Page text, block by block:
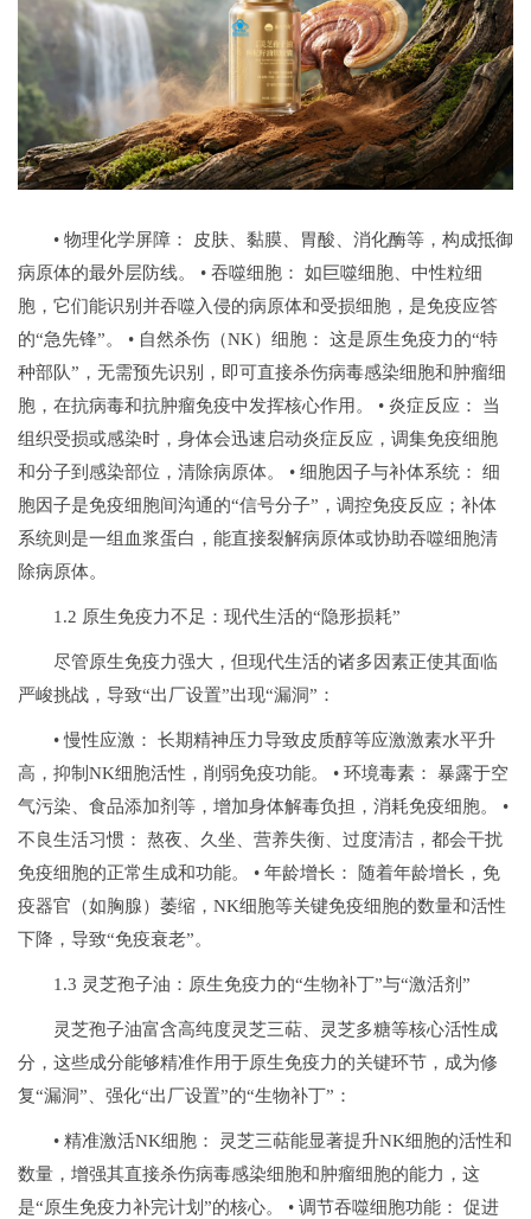
• 物理化学屏障： 皮肤、黏膜、胃酸、消化酶等，构成抵御
病原体的最外层防线。 • 吞噬细胞： 如巨噬细胞、中性粒细
胞，它们能识别并吞噬入侵的病原体和受损细胞，是免疫应答
的“急先锋”。 • 自然杀伤（NK）细胞： 这是原生免疫力的“特
种部队”，无需预先识别，即可直接杀伤病毒感染细胞和肿瘤细
胞，在抗病毒和抗肿瘤免疫中发挥核心作用。 • 炎症反应： 当
组织受损或感染时，身体会迅速启动炎症反应，调集免疫细胞
和分子到感染部位，清除病原体。 • 细胞因子与补体系统： 细
胞因子是免疫细胞间沟通的“信号分子”，调控免疫反应；补体
系统则是一组血浆蛋白，能直接裂解病原体或协助吞噬细胞清
除病原体。
1.2 原生免疫力不足：现代生活的“隐形损耗”
尽管原生免疫力强大，但现代生活的诸多因素正使其面临
严峻挑战，导致“出厂设置”出现“漏洞”：
• 慢性应激： 长期精神压力导致皮质醇等应激激素水平升
高，抑制NK细胞活性，削弱免疫功能。 • 环境毒素： 暴露于空
气污染、食品添加剂等，增加身体解毒负担，消耗免疫细胞。 •
不良生活习惯： 熬夜、久坐、营养失衡、过度清洁，都会干扰
免疫细胞的正常生成和功能。 • 年龄增长： 随着年龄增长，免
疫器官（如胸腺）萎缩，NK细胞等关键免疫细胞的数量和活性
下降，导致“免疫衰老”。
1.3 灵芝孢子油：原生免疫力的“生物补丁”与“激活剂”
灵芝孢子油富含高纯度灵芝三萜、灵芝多糖等核心活性成
分，这些成分能够精准作用于原生免疫力的关键环节，成为修
复“漏洞”、强化“出厂设置”的“生物补丁”：
• 精准激活NK细胞： 灵芝三萜能显著提升NK细胞的活性和
数量，增强其直接杀伤病毒感染细胞和肿瘤细胞的能力，这
是“原生免疫力补完计划”的核心。 • 调节吞噬细胞功能： 促进